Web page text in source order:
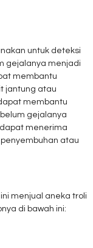
untuk deteksi
gejalanya menjadi
membantu
jantung atau
membantu
gejalanya
menerima
atau
menjual aneka troli
di bawah ini: